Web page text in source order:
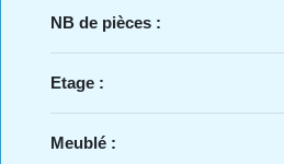
NB de pièces :
Etage :
Meublé :